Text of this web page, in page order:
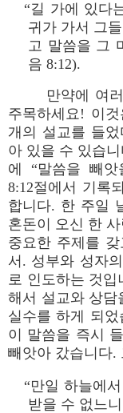
“길 가에 있다
귀가 가서 그
고 말씀을 그
음 8:12).
만약에 여
주목하세요! 이
개의 설교를 들
아 있을 수 있습
에 “말씀을 빼
8:12절에서 기록
합니다. 한 주일
혼돈이 오신 한
중요한 주제를
서. 성부와 성자
로 인도하는 것입
해서 설교와 상담
실수를 하게 되
이 말씀을 즉시
빼앗아 갔습니다.
“만일 하늘에
받을 수 없느